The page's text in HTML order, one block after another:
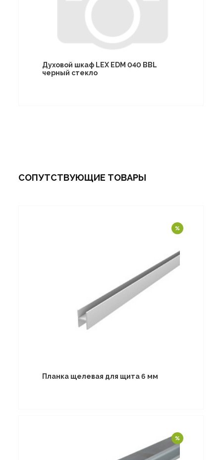
Духовой шкаф LEX EDM 040 BBL
черный стекло
СОПУТСТВУЮЩИЕ ТОВАРЫ
Планка щелевая для щита 6 мм